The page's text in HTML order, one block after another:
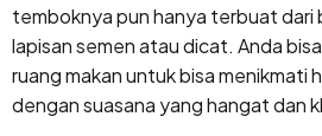
temboknya pun hanya terbuat
lapisan semen atau dicat. Anda
ruang makan untuk bisa menikmati
dengan suasana yang hangat dan